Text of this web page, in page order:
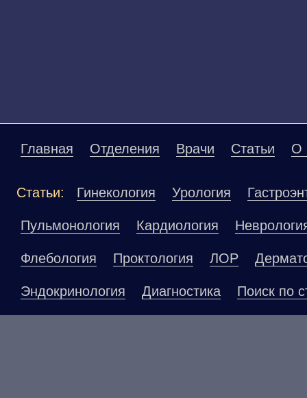
Главная Отделения Врачи Статьи О
Статьи: Гинекология Урология
Пульмонология Кардиология
Флебология Проктология ЛОР
Эндокринология Диагностика Поиск по